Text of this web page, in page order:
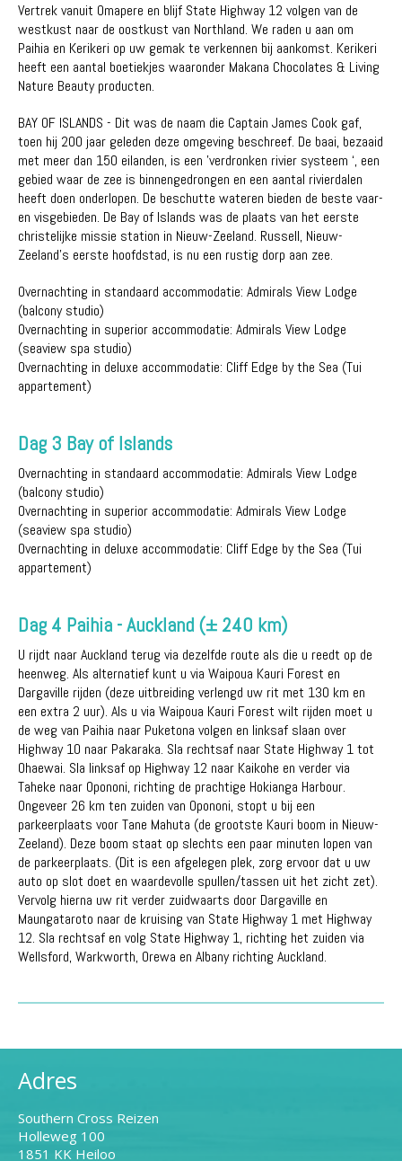
Vertrek vanuit Omapere en blijf State Highway 12 volgen van de
westkust naar de oostkust van Northland. We raden u aan om
Paihia en Kerikeri op uw gemak te verkennen bij aankomst. Kerikeri
heeft een aantal boetiekjes waaronder Makana Chocolates & Living
Nature Beauty producten.
BAY OF ISLANDS - Dit was de naam die Captain James Cook gaf,
toen hij 200 jaar geleden deze omgeving beschreef. De baai, bezaaid
met meer dan 150 eilanden, is een 'verdronken rivier systeem ‘, een
gebied waar de zee is binnengedrongen en een aantal rivierdalen
heeft doen onderlopen. De beschutte wateren bieden de beste vaar-
en visgebieden. De Bay of Islands was de plaats van het eerste
christelijke missie station in Nieuw-Zeeland. Russell, Nieuw-
Zeeland's eerste hoofdstad, is nu een rustig dorp aan zee.
Overnachting in standaard accommodatie: Admirals View Lodge
(balcony studio)
Overnachting in superior accommodatie: Admirals View Lodge
(seaview spa studio)
Overnachting in deluxe accommodatie: Cliff Edge by the Sea (Tui
appartement)
Dag 3 Bay of Islands
Overnachting in standaard accommodatie: Admirals View Lodge
(balcony studio)
Overnachting in superior accommodatie: Admirals View Lodge
(seaview spa studio)
Overnachting in deluxe accommodatie: Cliff Edge by the Sea (Tui
appartement)
Dag 4 Paihia - Auckland (± 240 km)
U rijdt naar Auckland terug via dezelfde route als die u reedt op de
heenweg. Als alternatief kunt u via Waipoua Kauri Forest en
Dargaville rijden (deze uitbreiding verlengd uw rit met 130 km en
een extra 2 uur). Als u via Waipoua Kauri Forest wilt rijden moet u
de weg van Paihia naar Puketona volgen en linksaf slaan over
Highway 10 naar Pakaraka. Sla rechtsaf naar State Highway 1 tot
Ohaewai. Sla linksaf op Highway 12 naar Kaikohe en verder via
Taheke naar Opononi, richting de prachtige Hokianga Harbour.
Ongeveer 26 km ten zuiden van Opononi, stopt u bij een
parkeerplaats voor Tane Mahuta (de grootste Kauri boom in Nieuw-
Zeeland). Deze boom staat op slechts een paar minuten lopen van
de parkeerplaats. (Dit is een afgelegen plek, zorg ervoor dat u uw
auto op slot doet en waardevolle spullen/tassen uit het zicht zet).
Vervolg hierna uw rit verder zuidwaarts door Dargaville en
Maungataroto naar de kruising van State Highway 1 met Highway
12. Sla rechtsaf en volg State Highway 1, richting het zuiden via
Wellsford, Warkworth, Orewa en Albany richting Auckland.
Adres
Southern Cross Reizen
Holleweg 100
1851 KK Heiloo